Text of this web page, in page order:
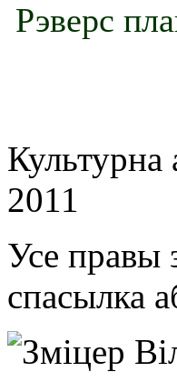
Рэверс
2011
Усе правы
спасылка